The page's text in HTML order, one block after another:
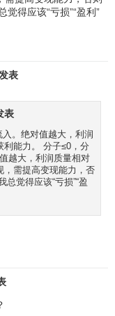
估价方法中，现金
酬率
报酬率越低，企业
员追求的目标，企
。
响。
破产，即达到
任何方式清偿到期
司尚有盈利，也预
得应该“亏损”“盈利”
表
表
。绝对值越大，利润
利能力。 分子≤0，分
越大，利润质量相对
，需提高变现能力，否
觉得应该“亏损”“盈